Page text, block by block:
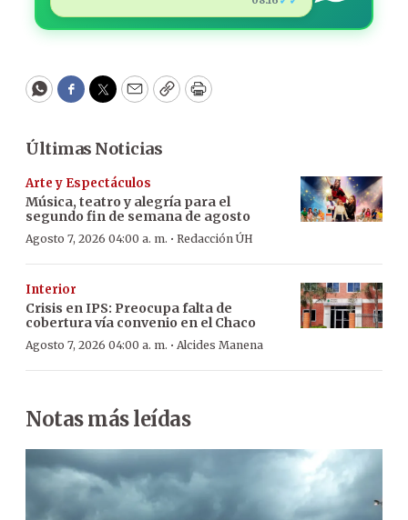
WhatsApp
Facebook
Twitter
EmailCopyPrint
Últimas Noticias
Arte y Espectáculos
Música, teatro y alegría para el
segundo fin de semana de agosto
Agosto 7, 2026 04:00 a. m. · Redacción ÚH
Interior
Crisis en IPS: Preocupa falta de
cobertura vía convenio en el Chaco
Agosto 7, 2026 04:00 a. m. · Alcides Manena
Notas más leídas